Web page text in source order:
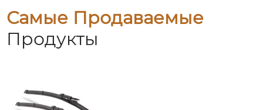
Самые Продаваемые
Продукты